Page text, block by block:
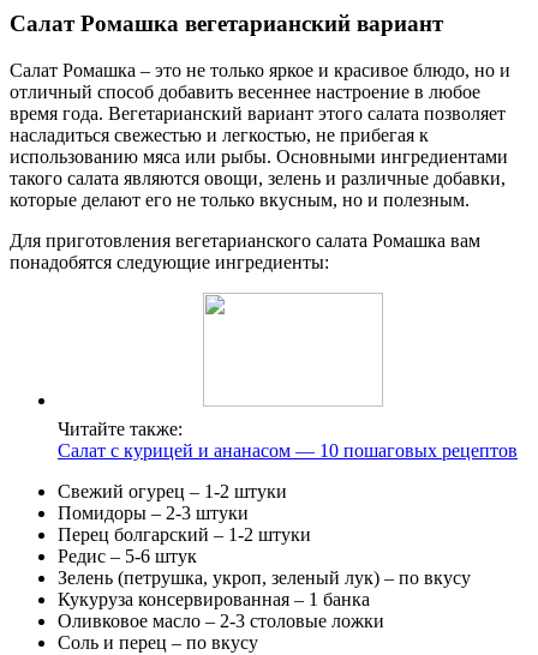
Салат Ромашка вегетарианский вариант
Салат Ромашка – это не только яркое и красивое блюдо, но и
отличный способ добавить весеннее настроение в любое
время года. Вегетарианский вариант этого салата позволяет
насладиться свежестью и легкостью, не прибегая к
использованию мяса или рыбы. Основными ингредиентами
такого салата являются овощи, зелень и различные добавки,
которые делают его не только вкусным, но и полезным.
Для приготовления вегетарианского салата Ромашка вам
понадобятся следующие ингредиенты:
Читайте также:
Салат с курицей и ананасом — 10 пошаговых рецептов
Свежий огурец – 1-2 штуки
Помидоры – 2-3 штуки
Перец болгарский – 1-2 штуки
Редис – 5-6 штук
Зелень (петрушка, укроп, зеленый лук) – по вкусу
Кукуруза консервированная – 1 банка
Оливковое масло – 2-3 столовые ложки
Соль и перец – по вкусу